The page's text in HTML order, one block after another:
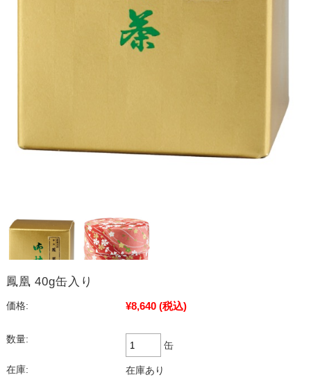
鳳凰 40g缶入り
価格: ¥8,640 (税込)
数量:
缶
在庫: 在庫あり